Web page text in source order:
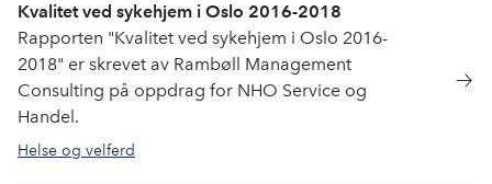
Kvalitet ved sykehjem i Oslo 2016-2018
Rapporten "Kvalitet ved sykehjem i Oslo 2016-
2018" er skrevet av Rambøll Management
Consulting på oppdrag for NHO Service og
Handel.
Helse og velferd